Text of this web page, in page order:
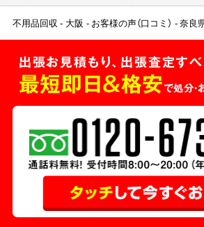
不用品回収 大阪 お客様の声（口コミ） 奈良
出張お見積もり、出張査定す
最短即日＆格安で処分・